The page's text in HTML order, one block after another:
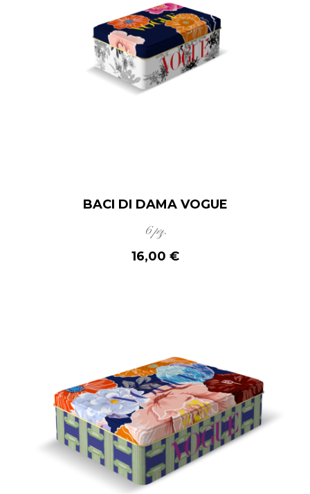
BACI DI DAMA VOGUE
6 pz.
16,00 €